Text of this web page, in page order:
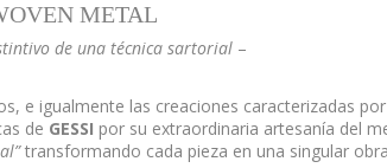
METAL
de una técnica sartorial –
e igualmente las creaciones caracterizadas
de GESSI por su extraordinaria artesanía del
transformando cada pieza en una singular